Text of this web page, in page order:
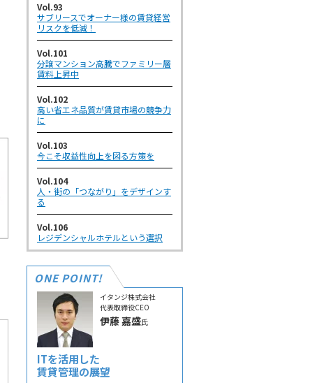
Vol.93
サブリースでオーナー様の賃貸経営
リスクを低減！
Vol.101
分譲マンション高騰でファミリー層
賃料上昇中
Vol.102
高い省エネ品質が賃貸市場の競争力
に
Vol.103
今こそ収益性向上を図る方策を
Vol.104
人・街の「つながり」をデザインす
る
Vol.106
レジデンシャルホテルという選択
ONE POINT!
イタンジ株式会社
代表取締役CEO
伊藤 嘉盛氏
ITを活用した
賃貸管理の展望